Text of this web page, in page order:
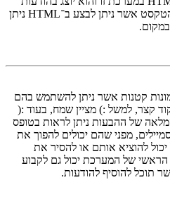
בתור HTML. רוב עיצובי הטקסט אשר ניתן לבצע ב־HTML ניתן
קטנות אשר ניתן להשתמש בהם
קצר, למשל :) מציין שמח, בעוד :(
של ההבעות ניתן לראות בטופס
מפני שהם יכולים להפוך את
להוציא אותם או להסיר את
של המערכת יכול גם לקבוע
תוכל להוסיף להודעות.